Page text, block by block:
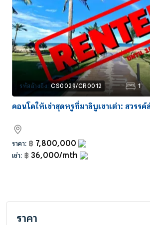
รหัสอ้างอิง: CS0029/CR0012 1
คอนโดให้เช่าสุดหรูที่มาลิบูเขาเต่า: สวรร
ราคา: ฿ 7,800,000
เช่า: ฿ 36,000/mth
ราคา